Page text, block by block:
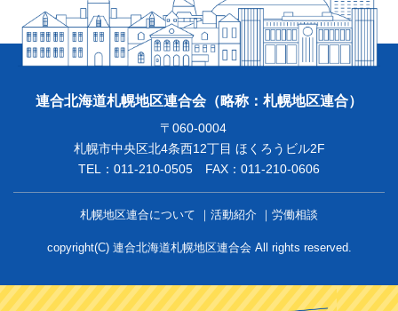
連合北海道札幌地区連合会（略称：札幌地区連合）
〒060-0004
札幌市中央区北4条西12丁目 ほくろうビル2F
TEL：011-210-0505 FAX：011-210-0606
札幌地区連合について 活動紹介 労働相談
copyright(C) 連合北海道札幌地区連合会 All rights reserved.